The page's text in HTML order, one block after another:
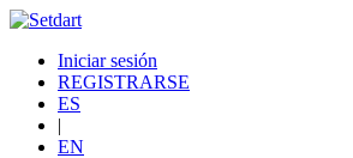
Iniciar sesión
REGISTRARSE
ES
|
EN